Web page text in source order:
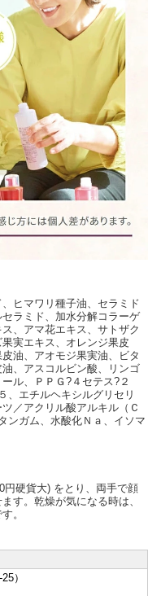
ヒマワリ種子油、セラミド
ラミド、加水分解コラーゲ
、アマ花エキス、サトザク
実エキス、オレンジ果皮
油、アオモジ果実油、ビタ
、アスコルビン酸、リンゴ
ル、ＰＰＧ?４セテス?２
、エチルヘキシルグリセリ
／アクリル酸アルキル（Ｃ
ンガム、水酸化Ｎａ、イソマ
円硬貨大) をとり、両手で顔
す。乾燥が気になる時は、
。
）